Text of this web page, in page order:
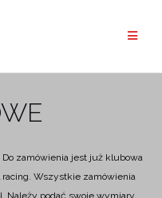
Do zamówienia jest już klubowa
Wszystkie zamówienia
Należy podać swoje wymiary.